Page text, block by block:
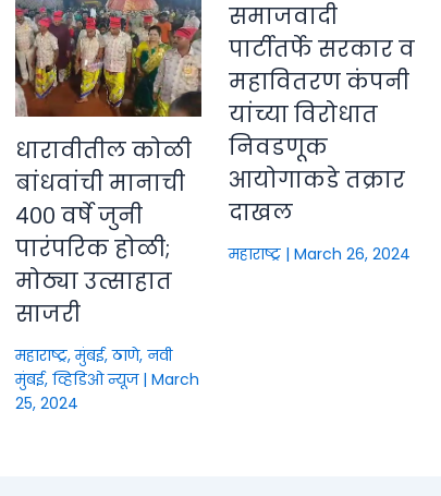
धारावीतील कोळी
बांधवांची मानाची
४०० वर्षे जुनी
पारंपरिक होळी;
मोठ्या उत्साहात
साजरी
महाराष्ट्र,मुंबई, ठाणे, नवी
मुंबई, व्हिडिओ न्यूज| March
25, 2024
समाजवादी
पार्टीतर्फे सरकार व
महावितरण कंपनी
यांच्या विरोधात
निवडणूक
आयोगाकडे तक्रार
दाखल
महाराष्ट्र| March 26, 2024